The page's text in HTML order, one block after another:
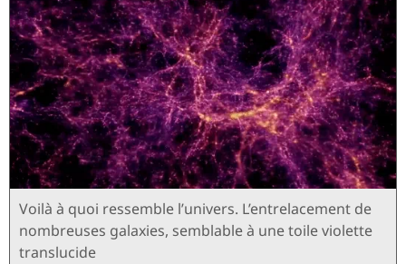
Voilà à quoi ressemble l’univers. L’entrelacement de
nombreuses galaxies, semblable à une toile violette
translucide